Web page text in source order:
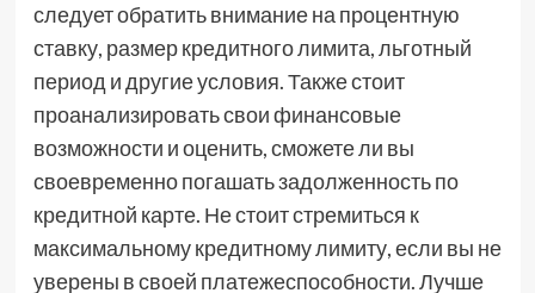
следует обратить внимание на процентную
ставку, размер кредитного лимита, льготный
период и другие условия. Также стоит
проанализировать свои финансовые
возможности и оценить, сможете ли вы
своевременно погашать задолженность по
кредитной карте. Не стоит стремиться к
максимальному кредитному лимиту, если вы не
уверены в своей платежеспособности. Лучше